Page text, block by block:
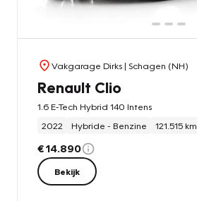
Vakgarage Dirks| Schagen (NH)
Renault Clio
1.6 E-Tech Hybrid 140 Intens
2022
Hybride - Benzine 121.515 km
€ 14.890
Bekijk